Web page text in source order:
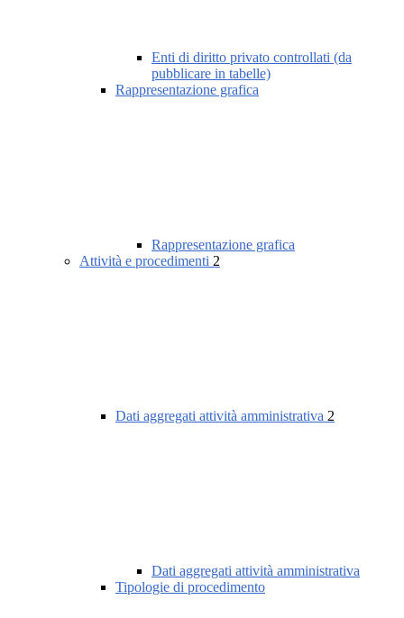
Enti di diritto privato controllati (da
pubblicare in tabelle)
Rappresentazione grafica
Rappresentazione grafica
Attività e procedimenti 2
Dati aggregati attività amministrativa 2
Dati aggregati attività amministrativa
Tipologie di procedimento